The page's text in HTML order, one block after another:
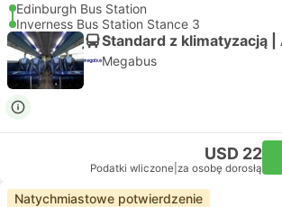
Edinburgh Bus Station
Inverness Bus Station Stance 3
Standard z klimatyzacją
Megabus
USD 22
Podatki wliczone za osobę dorosłą
Natychmiastowe potwierdzenie